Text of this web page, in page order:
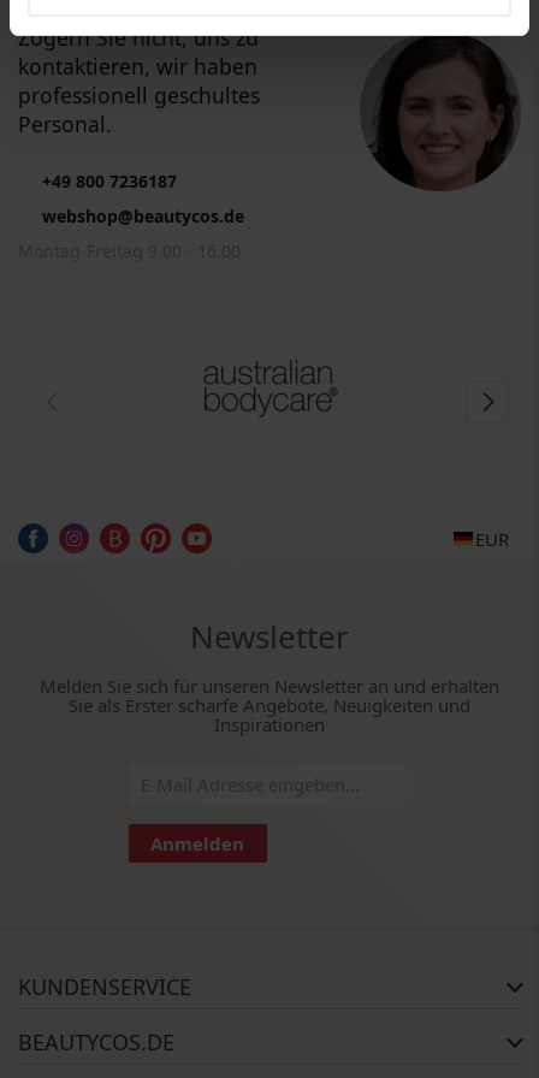
Zögern Sie nicht, uns zu
kontaktieren, wir haben
professionell geschultes
Personal.
+49 800 7236187
webshop@beautycos.de
EUR
Newsletter
Melden Sie sich für unseren Newsletter an und erhalten
Sie als Erster scharfe Angebote, Neuigkeiten und
Inspirationen
Anmelden
KUNDENSERVICE
BEAUTYCOS.DE